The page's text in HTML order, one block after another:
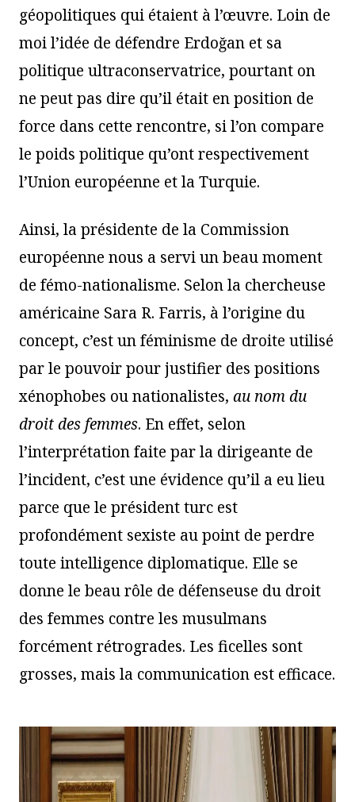
géopolitiques qui étaient à l’œuvre. Loin de
moi l’idée de défendre Erdoğan et sa
politique ultraconservatrice, pourtant on
ne peut pas dire qu’il était en position de
force dans cette rencontre, si l’on compare
le poids politique qu’ont respectivement
l’Union européenne et la Turquie.
Ainsi, la présidente de la Commission
européenne nous a servi un beau moment
de fémo-nationalisme. Selon la chercheuse
américaine Sara R. Farris, à l’origine du
concept, c’est un féminisme de droite utilisé
par le pouvoir pour justifier des positions
xénophobes ou nationalistes, au nom du
droit des femmes. En effet, selon
l’interprétation faite par la dirigeante de
l’incident, c’est une évidence qu’il a eu lieu
parce que le président turc est
profondément sexiste au point de perdre
toute intelligence diplomatique. Elle se
donne le beau rôle de défenseuse du droit
des femmes contre les musulmans
forcément rétrogrades. Les ficelles sont
grosses, mais la communication est efficace.